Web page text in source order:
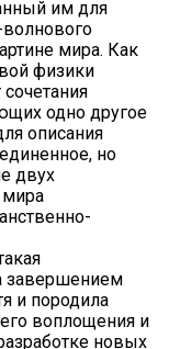
им для
мира. Как
физики
одно другое
описания
но
двух
мира
завершением
и породила
воплощения и
новых